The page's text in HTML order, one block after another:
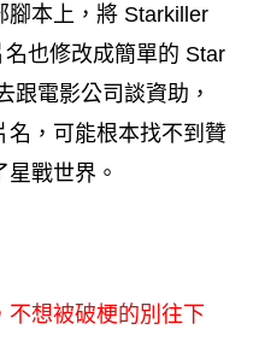
腳本上，將 Starkiller
也修改成簡單的 Star
跟電影公司談資助，
名，可能根本找不到贊
戰世界。
不想被破梗的別往下